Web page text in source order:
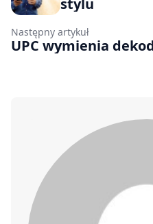
stylu
Następny artykuł
UPC wymienia